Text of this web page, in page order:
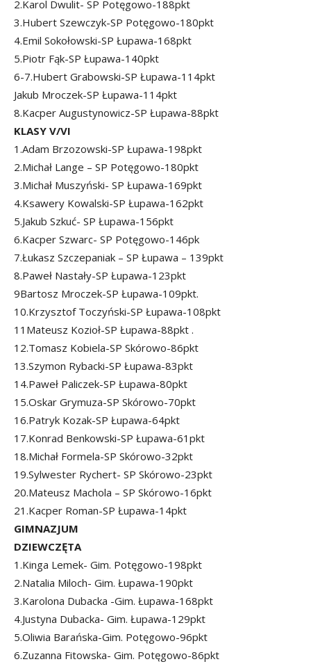
2.Karol Dwulit- SP Potęgowo-188pkt
3.Hubert Szewczyk-SP Potęgowo-180pkt
4.Emil Sokołowski-SP Łupawa-168pkt
5.Piotr Fąk-SP Łupawa-140pkt
6-7.Hubert Grabowski-SP Łupawa-114pkt
Jakub Mroczek-SP Łupawa-114pkt
8.Kacper Augustynowicz-SP Łupawa-88pkt
KLASY V/VI
1.Adam Brzozowski-SP Łupawa-198pkt
2.Michał Lange – SP Potęgowo-180pkt
3.Michał Muszyński- SP Łupawa-169pkt
4.Ksawery Kowalski-SP Łupawa-162pkt
5.Jakub Szkuć- SP Łupawa-156pkt
6.Kacper Szwarc- SP Potęgowo-146pk
7.Łukasz Szczepaniak – SP Łupawa – 139pkt
8.Paweł Nastały-SP Łupawa-123pkt
9Bartosz Mroczek-SP Łupawa-109pkt.
10.Krzysztof Toczyński-SP Łupawa-108pkt
11Mateusz Kozioł-SP Łupawa-88pkt .
12.Tomasz Kobiela-SP Skórowo-86pkt
13.Szymon Rybacki-SP Łupawa-83pkt
14.Paweł Paliczek-SP Łupawa-80pkt
15.Oskar Grymuza-SP Skórowo-70pkt
16.Patryk Kozak-SP Łupawa-64pkt
17.Konrad Benkowski-SP Łupawa-61pkt
18.Michał Formela-SP Skórowo-32pkt
19.Sylwester Rychert- SP Skórowo-23pkt
20.Mateusz Machola – SP Skórowo-16pkt
21.Kacper Roman-SP Łupawa-14pkt
GIMNAZJUM
DZIEWCZĘTA
1.Kinga Lemek- Gim. Potęgowo-198pkt
2.Natalia Miloch- Gim. Łupawa-190pkt
3.Karolona Dubacka -Gim. Łupawa-168pkt
4.Justyna Dubacka- Gim. Łupawa-129pkt
5.Oliwia Barańska-Gim. Potęgowo-96pkt
6.Zuzanna Fitowska- Gim. Potęgowo-86pkt